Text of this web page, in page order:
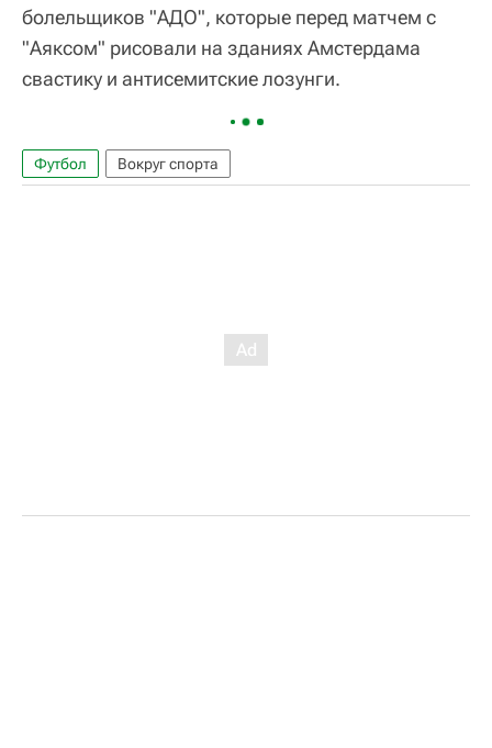
болельщиков "АДО", которые перед матчем с
"Аяксом" рисовали на зданиях Амстердама
свастику и антисемитские лозунги.
Футбол Вокруг спорта